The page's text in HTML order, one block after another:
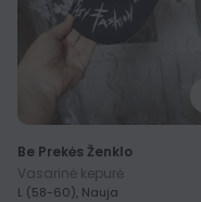
Be Prekės Ženklo
Vasarinė kepurė
L (58-60), Nauja